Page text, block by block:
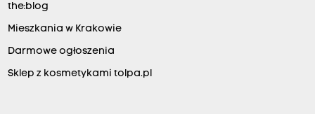
the:blog
Mieszkania w Krakowie
Darmowe ogłoszenia
Sklep z kosmetykami tolpa.pl